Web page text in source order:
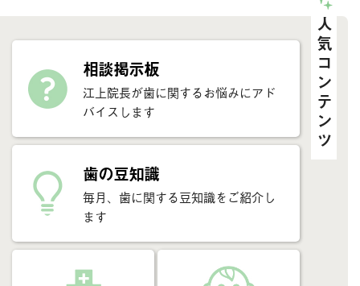
人気コンテンツ
相談掲示板
江上院長が歯に関するお悩みにアド
バイスします
歯の豆知識
毎月、歯に関する豆知識をご紹介し
ます